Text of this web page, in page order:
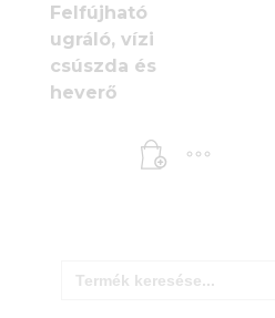
Felfújható
ugráló, vízi
csúszda és
heverő
for: